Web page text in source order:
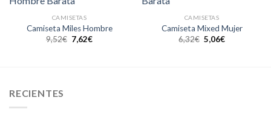
lista de
deseos
CAMISETAS
Camiseta Miles Hombre
9,52€ 7,62€
lista de
deseos
CAMISETAS
Camiseta Mixed Mujer
6,32€ 5,06€
RECIENTES